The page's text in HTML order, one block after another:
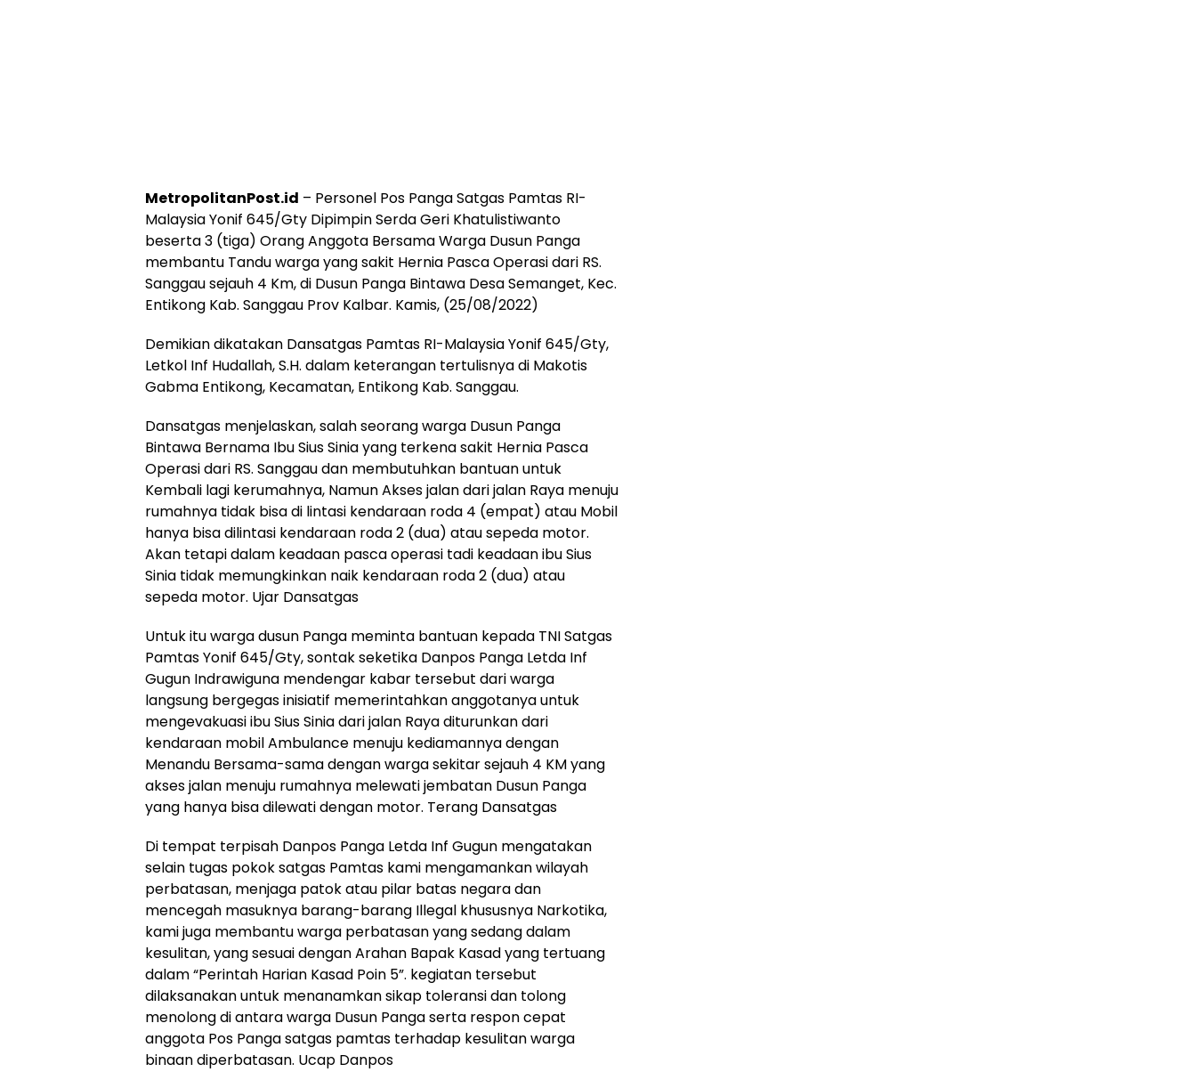
MetropolitanPost.id – Personel Pos Panga Satgas Pamtas RI-
Malaysia Yonif 645/Gty Dipimpin Serda Geri Khatulistiwanto
beserta 3 (tiga) Orang Anggota Bersama Warga Dusun Panga
membantu Tandu warga yang sakit Hernia Pasca Operasi dari RS.
Sanggau sejauh 4 Km, di Dusun Panga Bintawa Desa Semanget, Kec.
Entikong Kab. Sanggau Prov Kalbar. Kamis, (25/08/2022)
Demikian dikatakan Dansatgas Pamtas RI-Malaysia Yonif 645/Gty,
Letkol Inf Hudallah, S.H. dalam keterangan tertulisnya di Makotis
Gabma Entikong, Kecamatan, Entikong Kab. Sanggau.
Dansatgas menjelaskan, salah seorang warga Dusun Panga
Bintawa Bernama Ibu Sius Sinia yang terkena sakit Hernia Pasca
Operasi dari RS. Sanggau dan membutuhkan bantuan untuk
Kembali lagi kerumahnya, Namun Akses jalan dari jalan Raya menuju
rumahnya tidak bisa di lintasi kendaraan roda 4 (empat) atau Mobil
hanya bisa dilintasi kendaraan roda 2 (dua) atau sepeda motor.
Akan tetapi dalam keadaan pasca operasi tadi keadaan ibu Sius
Sinia tidak memungkinkan naik kendaraan roda 2 (dua) atau
sepeda motor. Ujar Dansatgas
Untuk itu warga dusun Panga meminta bantuan kepada TNI Satgas
Pamtas Yonif 645/Gty, sontak seketika Danpos Panga Letda Inf
Gugun Indrawiguna mendengar kabar tersebut dari warga
langsung bergegas inisiatif memerintahkan anggotanya untuk
mengevakuasi ibu Sius Sinia dari jalan Raya diturunkan dari
kendaraan mobil Ambulance menuju kediamannya dengan
Menandu Bersama-sama dengan warga sekitar sejauh 4 KM yang
akses jalan menuju rumahnya melewati jembatan Dusun Panga
yang hanya bisa dilewati dengan motor. Terang Dansatgas
Di tempat terpisah Danpos Panga Letda Inf Gugun mengatakan
selain tugas pokok satgas Pamtas kami mengamankan wilayah
perbatasan, menjaga patok atau pilar batas negara dan
mencegah masuknya barang-barang Illegal khususnya Narkotika,
kami juga membantu warga perbatasan yang sedang dalam
kesulitan, yang sesuai dengan Arahan Bapak Kasad yang tertuang
dalam “Perintah Harian Kasad Poin 5”. kegiatan tersebut
dilaksanakan untuk menanamkan sikap toleransi dan tolong
menolong di antara warga Dusun Panga serta respon cepat
anggota Pos Panga satgas pamtas terhadap kesulitan warga
binaan diperbatasan. Ucap Danpos